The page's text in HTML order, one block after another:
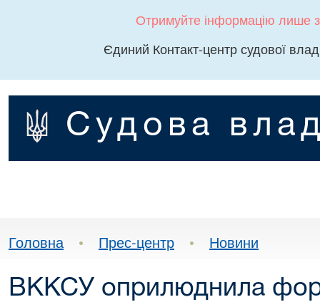
Отримуйте інформацію лише
Єдиний Контакт-центр судової
Судова
Головна • Прес-центр • Новини
ВККСУ оприлюднила